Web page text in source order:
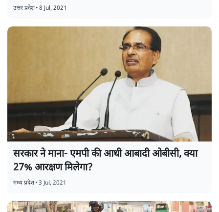
उत्तर प्रदेश•8 Jul, 2021
सरकार ने माना- एमपी की आधी आबादी ओबीसी, क्या
27% आरक्षण मिलेगा?
मध्य प्रदेश•3 Jul, 2021